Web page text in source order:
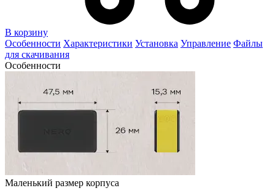
В корзину
Особенности Характеристики Установка Управление Файлы
для скачивания
Особенности
Маленький размер корпуса